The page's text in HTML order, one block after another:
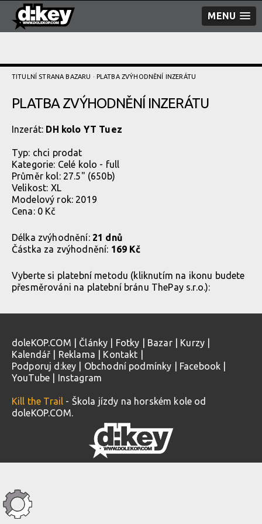
MENU
TITULNÍ STRANA BAZARU · PLATBA ZVÝHODNĚNÍ­ INZERÁTU
PLATBA ZVÝHODNĚNÍ­ INZERÁTU
Inzerát: DH kolo YT Tuez
Typ: chci prodat
Kategorie: Celé kolo - full
Průměr kol: 27.5" (650b)
Velikost: XL
Modelový rok: 2019
Cena: 0 Kč
Délka zvýhodnění: 21 dnů
Částka za zvýhodnění: 169 Kč
Vyberte si platební metodu (kliknutím na ikonu budete
přesměrováni na platební bránu ThePay s.r.o.):
doleKOP.COM Články Fotky Bazar| Kurzy
Kalendář
Reklama Kontakt
Podporuj d:key
Obchodní podmínky Facebook
YouTube
Instagram
Kill the Trail - Škola jízdy na horském kole od
doleKOP.COM.